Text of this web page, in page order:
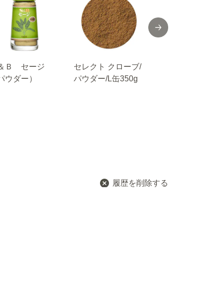
Ｂ セージ
ウダー）
セレクト クローブ/
パウダー/L缶350g
履歴を削除する